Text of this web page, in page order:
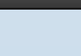
ar rs